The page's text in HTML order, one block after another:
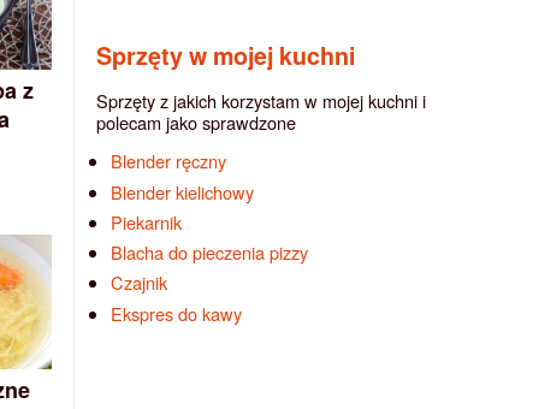
z
Sprzęty w mojej kuchni
Sprzęty z jakich korzystam w mojej kuchni i
polecam jako sprawdzone
Blender ręczny
Blender kielichowy
Piekarnik
Blacha do pieczenia pizzy
Czajnik
Ekspres do kawy